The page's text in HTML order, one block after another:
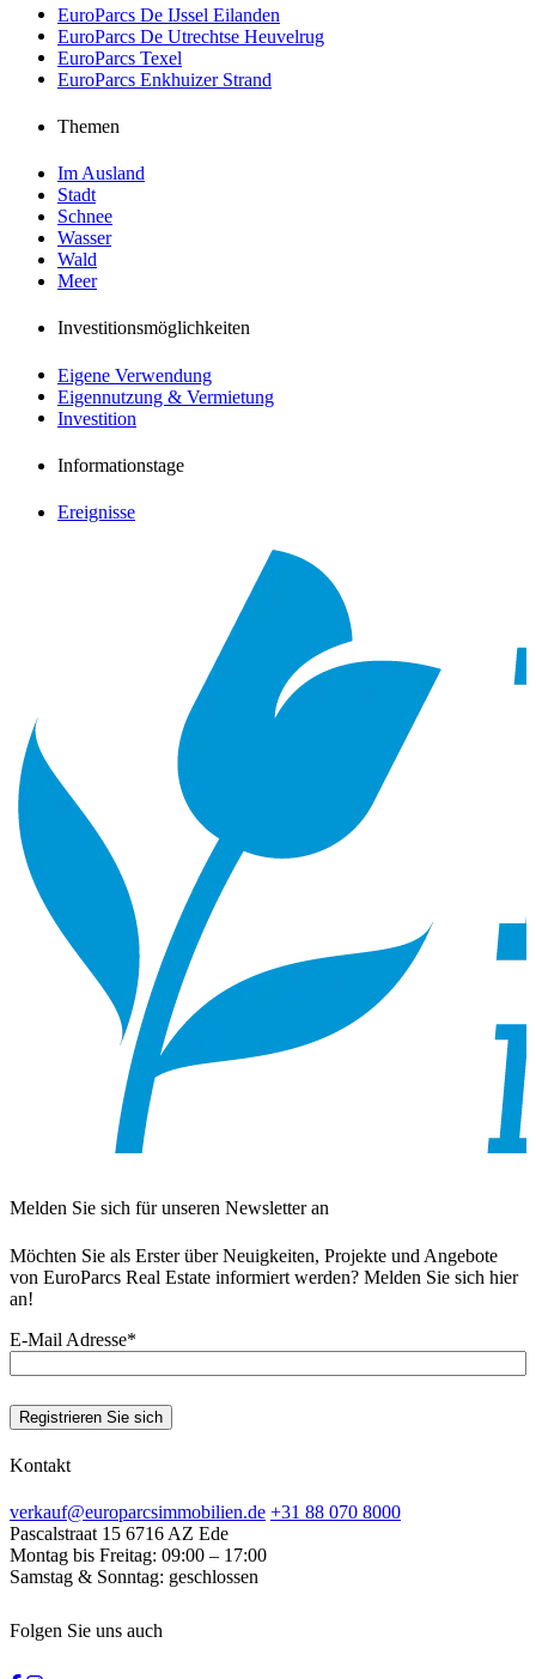
EuroParcs De IJssel Eilanden
EuroParcs De Utrechtse Heuvelrug
EuroParcs Texel
EuroParcs Enkhuizer Strand
Themen
Im Ausland
Stadt
Schnee
Wasser
Wald
Meer
Investitionsmöglichkeiten
Eigene Verwendung
Eigennutzung & Vermietung
Investition
Informationstage
Ereignisse
Melden Sie sich für unseren Newsletter an
Möchten Sie als Erster über Neuigkeiten, Projekte und Angebote
von EuroParcs Real Estate informiert werden? Melden Sie sich hier
an!
E-Mail Adresse*
Kontakt
verkauf@europarcsimmobilien.de +31 88 070 8000
Pascalstraat 15 6716 AZ Ede
Montag bis Freitag: 09:00 – 17:00
Samstag & Sonntag: geschlossen
Folgen Sie uns auch